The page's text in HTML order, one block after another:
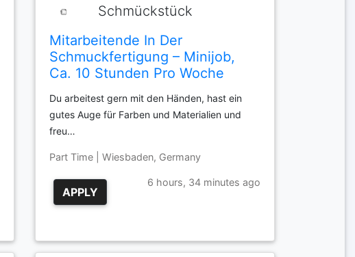
Schmückstück
Mitarbeitende In Der
Schmuckfertigung – Minijob,
Ca. 10 Stunden Pro Woche
Du arbeitest gern mit den Händen, hast ein
gutes Auge für Farben und Materialien und
freu…
Part Time | Wiesbaden, Germany
APPLY
6 hours, 34 minutes ago